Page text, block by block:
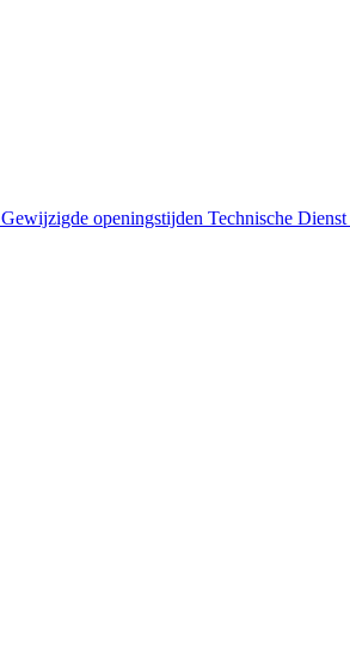
Gewijzigde openingstijden Technische Dienst